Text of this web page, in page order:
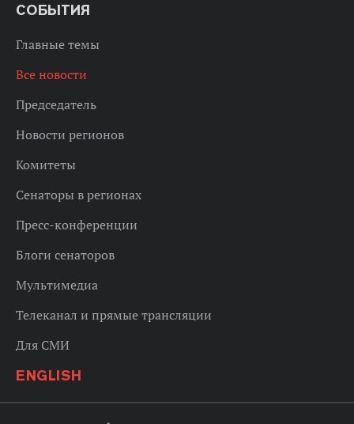
СОБЫТИЯ
Главные темы
Все новости
Председатель
Новости регионов
Комитеты
Сенаторы в регионах
Пресс-конференции
Блоги сенаторов
Мультимедиа
Телеканал и прямые трансляции
Для СМИ
ENGLISH